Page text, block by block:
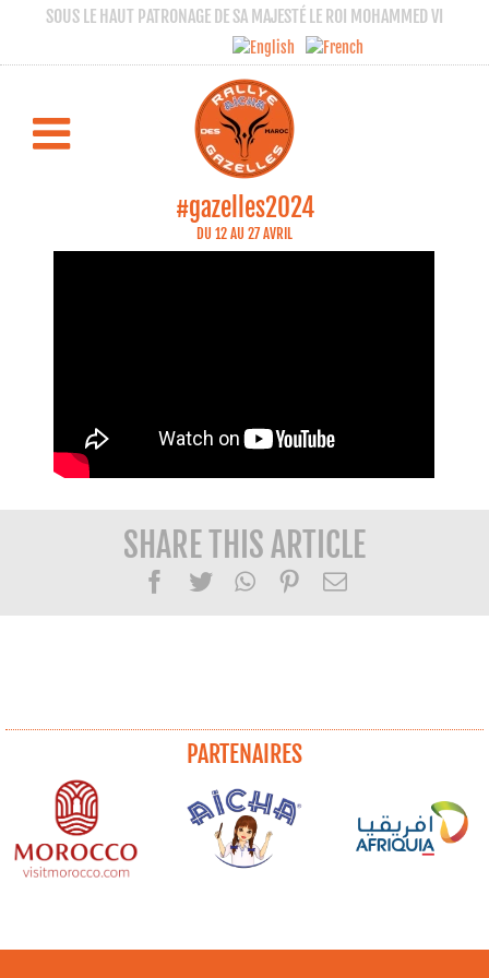
SOUS LE HAUT PATRONAGE DE SA MAJESTÉ LE ROI MOHAMMED VI
#gazelles2024
DU 12 AU 27 AVRIL
Programme court M6 n°9
RALLYE AÏCHA DES GAZELLES 2024
SHARE THIS ARTICLE
Facebook
TwitterWhatsApp
Pinterest
Email
PARTENAIRES